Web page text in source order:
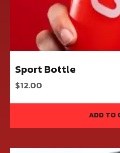
Sport Bottle
$12.00
ADD TO